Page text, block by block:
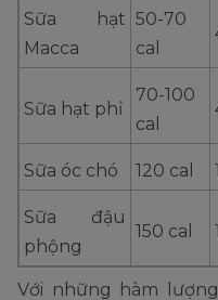
Sữa hạt
Macca
50-70
cal
Sữa hạt phỉ
70-100
cal
Sữa óc chó 120 cal
Sữa đậu
phộng
150 cal
Với những hàm